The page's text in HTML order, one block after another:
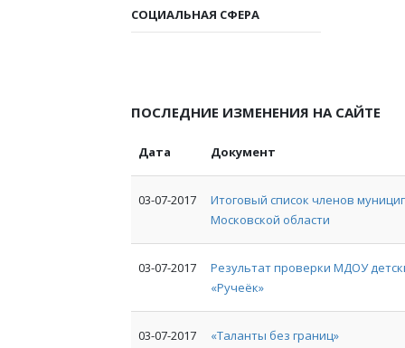
СОЦИАЛЬНАЯ СФЕРА
ПОСЛЕДНИЕ ИЗМЕНЕНИЯ НА САЙТЕ
Дата Документ
03-07-2017
Итоговый список членов
Московской области
03-07-2017
Результат проверки МДОУ
«Ручеёк»
03-07-2017 «Таланты без границ»